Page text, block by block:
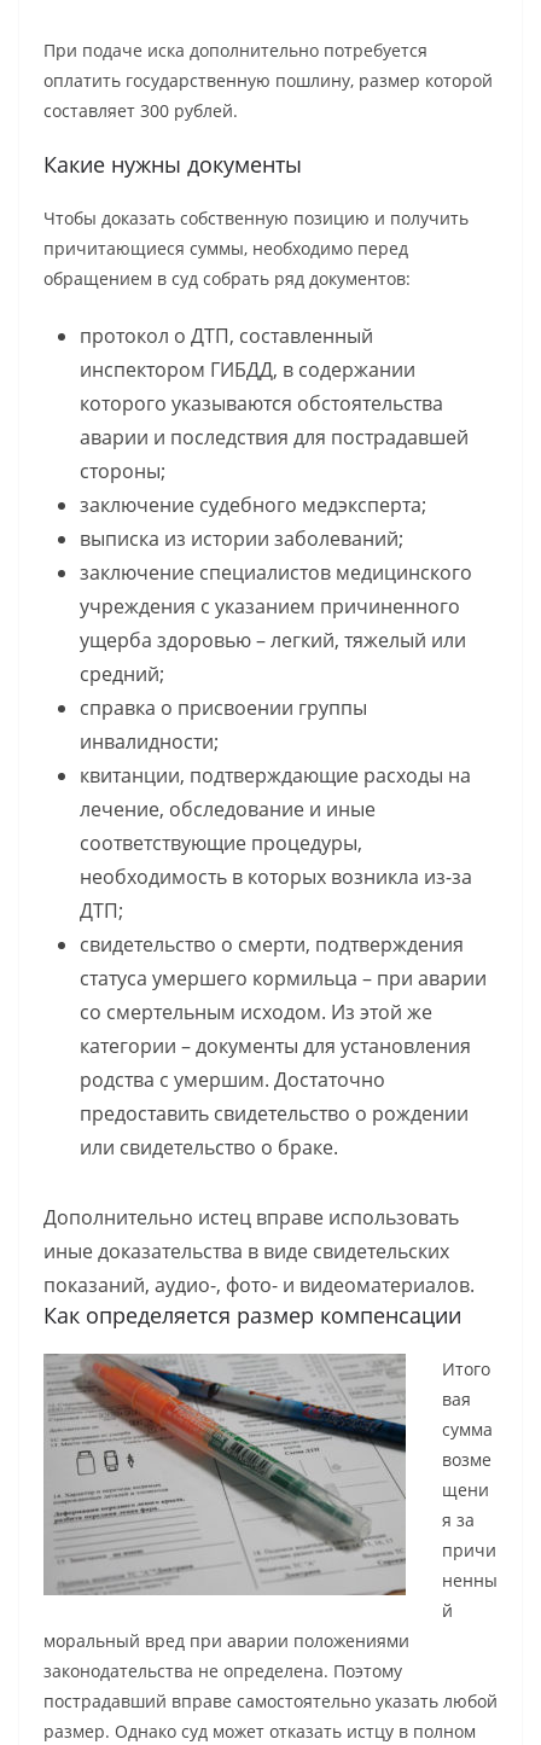
При подаче иска дополнительно потребуется
оплатить государственную пошлину, размер которой
составляет 300 рублей.
Какие нужны документы
Чтобы доказать собственную позицию и получить
причитающиеся суммы, необходимо перед
обращением в суд собрать ряд документов:
протокол о ДТП, составленный
инспектором ГИБДД, в содержании
которого указываются обстоятельства
аварии и последствия для пострадавшей
стороны;
заключение судебного медэксперта;
выписка из истории заболеваний;
заключение специалистов медицинского
учреждения с указанием причиненного
ущерба здоровью – легкий, тяжелый или
средний;
справка о присвоении группы
инвалидности;
квитанции, подтверждающие расходы на
лечение, обследование и иные
соответствующие процедуры,
необходимость в которых возникла из-за
ДТП;
свидетельство о смерти, подтверждения
статуса умершего кормильца – при аварии
со смертельным исходом. Из этой же
категории – документы для установления
родства с умершим. Достаточно
предоставить свидетельство о рождении
или свидетельство о браке.
Дополнительно истец вправе использовать
иные доказательства в виде свидетельских
показаний, аудио-, фото- и видеоматериалов.
Как определяется размер компенсации
Итого
вая
сумма
возме
щени
я за
причи
ненны
й
моральный вред при аварии положениями
законодательства не определена. Поэтому
пострадавший вправе самостоятельно указать любой
размер. Однако суд может отказать истцу в полном